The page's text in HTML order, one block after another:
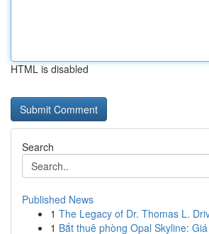
HTML is disabled
Search
Published News
1 The Legacy of Dr. Thomas L.
1 Bắt thuê phòng Opal Skyline: